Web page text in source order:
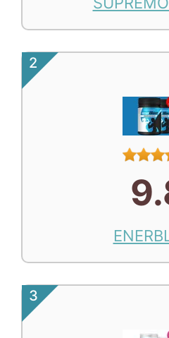
2
3